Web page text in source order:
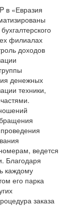
в «Евразия
филиалах
доходов
денежных
техники,
ведется
Благодаря
каждому
его парка
заказа